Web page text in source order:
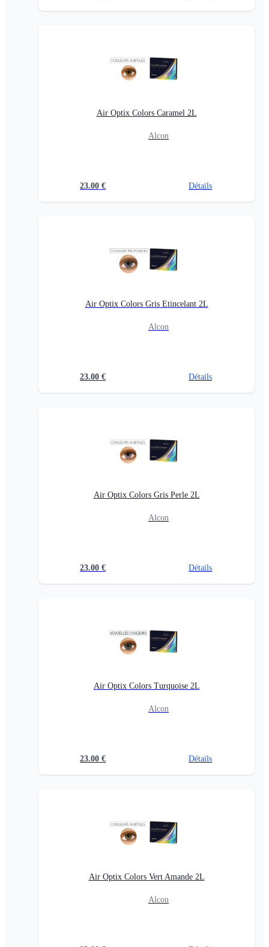
Air Optix Colors Caramel 2L
Alcon
23.00 € Détails
Air Optix Colors Gris Etincelant 2L
Alcon
23.00 € Détails
Air Optix Colors Gris Perle 2L
Alcon
23.00 € Détails
Air Optix Colors Turquoise 2L
Alcon
23.00 € Détails
Air Optix Colors Vert Amande 2L
Alcon